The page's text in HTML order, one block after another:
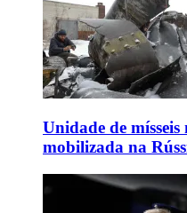
Unidade de mísseis
mobilizada na